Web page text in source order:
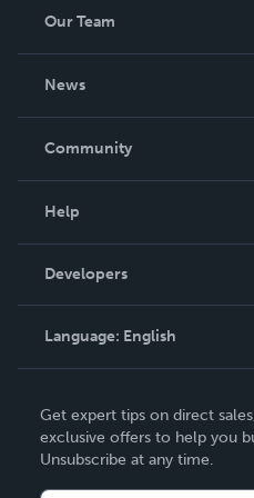
Qatar Foundation (QF)
Our Team
News
In The News
Community
Podcast
Help
Order Lookup
Knowledge Base
Contact Support
Developers
Language: English
Deutsch
Français
Get expert tips on direct
exclusive offers to help you
Unsubscribe at any time.